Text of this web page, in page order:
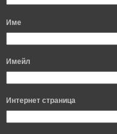
Име
Имейл
Интернет страница